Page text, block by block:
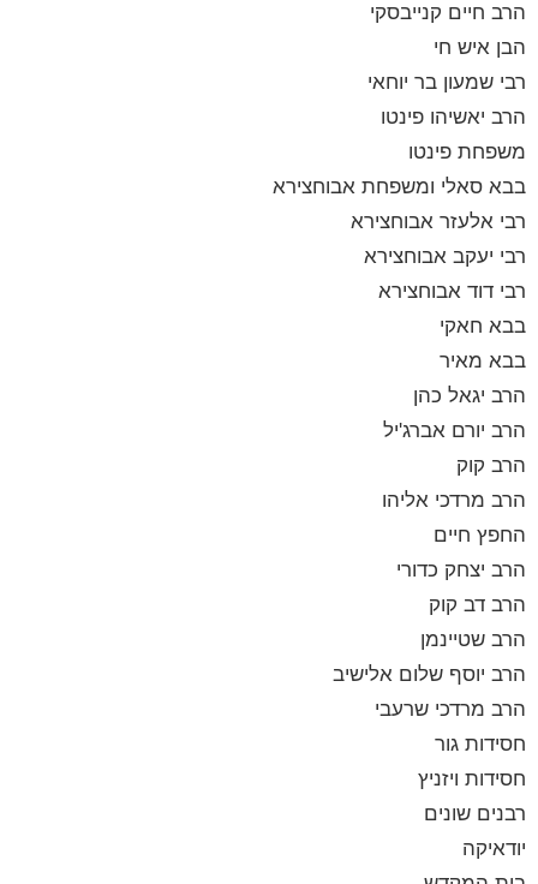
הרב חיים קנייבסקי
הבן איש חי
רבי שמעון בר יוחאי
הרב יאשיהו פינטו
משפחת פינטו
בבא סאלי ומשפחת אבוחצירא
רבי אלעזר אבוחצירא
רבי יעקב אבוחצירא
רבי דוד אבוחצירא
בבא חאקי
בבא מאיר
הרב יגאל כהן
הרב יורם אברג'יל
הרב קוק
הרב מרדכי אליהו
החפץ חיים
הרב יצחק כדורי
הרב דב קוק
הרב שטיינמן
הרב יוסף שלום אלישיב
הרב מרדכי שרעבי
חסידות גור
חסידות ויזניץ
רבנים שונים
יודאיקה